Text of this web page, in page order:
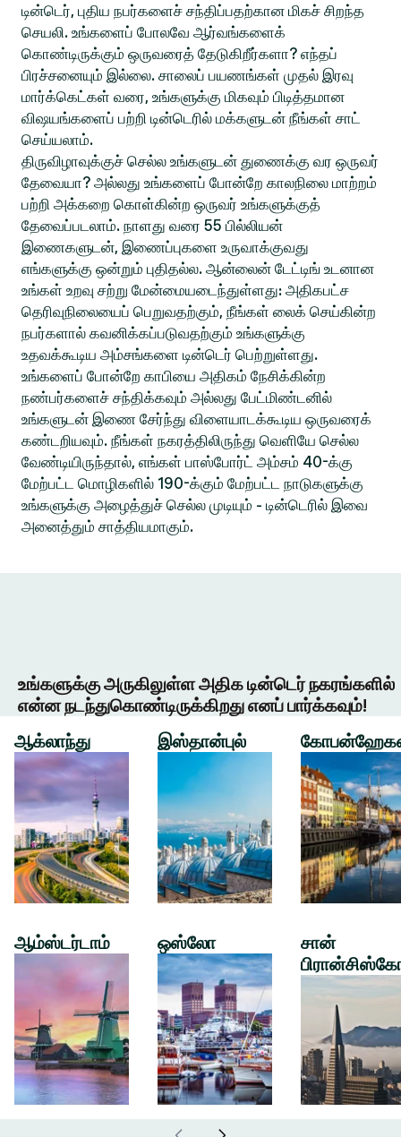
டின்டெர், புதிய நபர்களைச் சந்திப்பதற்கான மிகச் சிறந்த
செயலி. உங்களைப் போலவே ஆர்வங்களைக்
கொண்டிருக்கும் ஒருவரைத் தேடுகிறீர்களா? எந்தப்
பிரச்சனையும் இல்லை. சாலைப் பயணங்கள் முதல் இரவு
மார்க்கெட்கள் வரை, உங்களுக்கு மிகவும் பிடித்தமான
விஷயங்களைப் பற்றி டின்டெரில் மக்களுடன் நீங்கள் சாட்
செய்யலாம்.
திருவிழாவுக்குச் செல்ல உங்களுடன் துணைக்கு வர ஒருவர்
தேவையா? அல்லது உங்களைப் போன்றே காலநிலை மாற்றம்
பற்றி அக்கறை கொள்கின்ற ஒருவர் உங்களுக்குத்
தேவைப்படலாம். நாளது வரை 55 பில்லியன்
இணைகளுடன், இணைப்புகளை உருவாக்குவது
எங்களுக்கு ஒன்றும் புதிதல்ல. ஆன்லைன் டேட்டிங் உடனான
உங்கள் உறவு சற்று மேன்மையடைந்துள்ளது: அதிகபட்ச
தெரிவுநிலையைப் பெறுவதற்கும், நீங்கள் லைக் செய்கின்ற
நபர்களால் கவனிக்கப்படுவதற்கும் உங்களுக்கு
உதவக்கூடிய அம்சங்களை டின்டெர் பெற்றுள்ளது.
உங்களைப் போன்றே காபியை அதிகம் நேசிக்கின்ற
நண்பர்களைச் சந்திக்கவும் அல்லது பேட்மிண்டனில்
உங்களுடன் இணை சேர்ந்து விளையாடக்கூடிய ஒருவரைக்
கண்டறியவும். நீங்கள் நகரத்திலிருந்து வெளியே செல்ல
வேண்டியிருந்தால், எங்கள் பாஸ்போர்ட் அம்சம் 40-க்கு
மேற்பட்ட மொழிகளில் 190-க்கும் மேற்பட்ட நாடுகளுக்கு
உங்களுக்கு அழைத்துச் செல்ல முடியும் - டின்டெரில் இவை
அனைத்தும் சாத்தியமாகும்.
உங்களுக்கு அருகிலுள்ள அதிக டின்டெர் நகரங்களில்
என்ன நடந்துகொண்டிருக்கிறது எனப் பார்க்கவும்!
ஆக்லாந்து
ஆம்ஸ்டர்டாம்
இஸ்தான்புல்
ஒஸ்லோ
சான்